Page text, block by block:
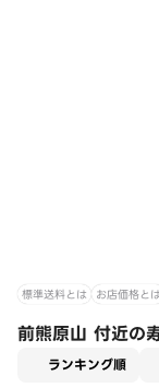
標準送料とは お店価格とは
前熊原山 付近の
ランキング順